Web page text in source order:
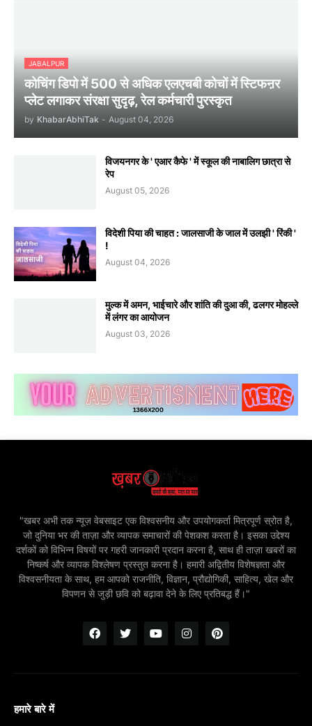
JABALPUR
कोचिंग डिपो में 500 से अधिक एलएचबी कोचों में स्टिफऩर
प्लेट लगाकर संरक्षा सुदृढ़, रेल कर्मचारी पुरस्कृत
by KhabarAbhiTak - August 04, 2026
विजयनगर के ' एआर कैफे ' में स्कूल की नाबालिग छात्रा से
रेप
August 05, 2026
विदेशी पिया की चाहत : जालसाजी के जाल में उलझी ' रिंकी '
!
August 04, 2026
मुल्क में अमन, भाईचारे और शांति की दुआ की, ढलगर मोहल्ले
में लंगर का आयोजन
August 03, 2026
"खबर अभी तक न्यूज़ वेबसाइट एक विश्वसनीय और उपयोगकर्ता मित्रपूर्ण स्रोत है,
जो दुनिया भर की ताज़ा और व्यापक समाचारों की पेशकश करता है। इसका उद्देश्य
दर्शकों को विभिन्न विषयों पर गहरी जानकारी प्रदान करना है, साथ ही ताज़ा खबरों का
निष्कर्ष और व्यापक विश्लेषण प्रस्तुत करना है। हमारी अद्वितीय विशेषज्ञता और
विश्वसनीयता के साथ, हम आपको राजनीति, विज्ञान, प्रौद्योगिकी, साहित्य, खेल और
विपणन से जुड़ी छवि को बढ़ावा देने के लिए प्रतिबद्ध हैं।"
हमारे बारे में